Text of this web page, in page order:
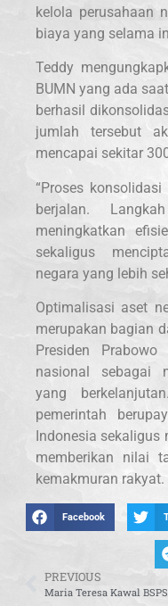
kelola perusahaan
biaya yang selama
Teddy
BUMN yang ada
berhasil
jumlah tersebut
mencapai sekitar
“Proses
berjalan.
meningkatkan
sekaligus
negara yang lebih
Optimalisasi aset
merupakan bagian
Presiden
nasional sebagai
yang
pemerintah
Indonesia sekaligus
memberikan nilai
kemakmuran rakyat.
Facebook
PREVIOUS